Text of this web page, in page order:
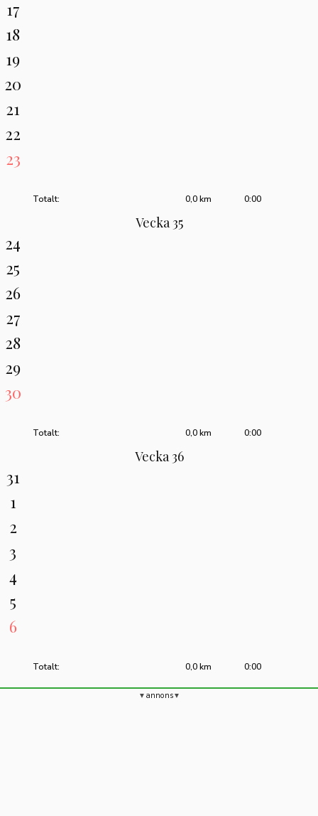
17
18
19
20
21
22
23
Totalt: 0:00
0,0 km
Vecka 35
24
25
26
27
28
29
30
Totalt: 0:00
0,0 km
Vecka 36
31
1
2
3
4
5
6
Totalt: 0:00
0,0 km
annons